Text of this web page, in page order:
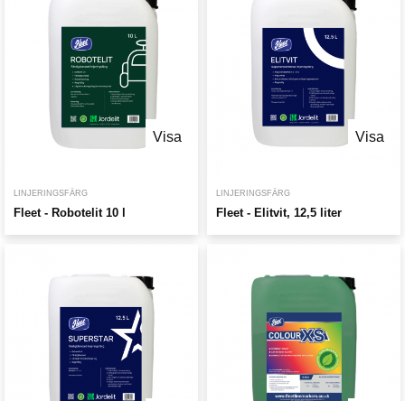
Visa
LINJERINGSFÄRG
Fleet - Robotelit 10 l
Visa
LINJERINGSFÄRG
Fleet - Elitvit, 12,5 liter